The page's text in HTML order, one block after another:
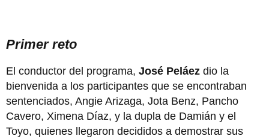
Primer reto
El conductor del programa, José Peláez dio la
bienvenida a los participantes que se encontraban
sentenciados, Angie Arizaga, Jota Benz, Pancho
Cavero, Ximena Díaz, y la dupla de Damián y el
Toyo, quienes llegaron decididos a demostrar sus